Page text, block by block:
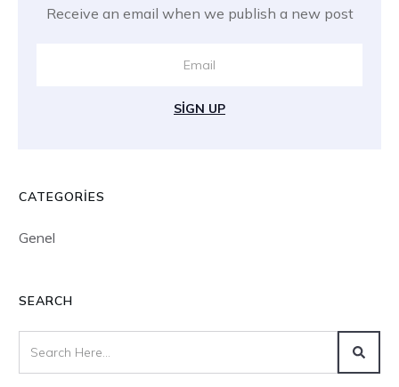
Receive an email when we publish a new post
SIGN UP
CATEGORIES
Genel
SEARCH